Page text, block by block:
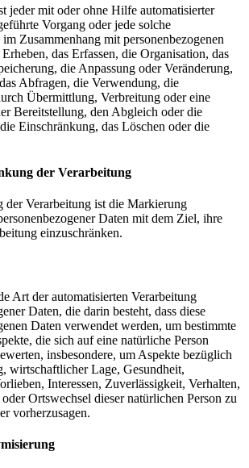
jeder mit oder ohne Hilfe automatisierter
Vorgang oder jede solche
Zusammenhang mit personenbezogenen
das Erfassen, die Organisation, das
die Anpassung oder Veränderung,
Abfragen, die Verwendung, die
Übermittlung, Verbreitung oder eine
Bereitstellung, den Abgleich oder die
Einschränkung, das Löschen oder die
der Verarbeitung
der Verarbeitung ist die Markierung
Daten mit dem Ziel, ihre
einzuschränken.
Art der automatisierten Verarbeitung
Daten, die darin besteht, dass diese
Daten verwendet werden, um bestimmte
die sich auf eine natürliche Person
insbesondere, um Aspekte bezüglich
wirtschaftlicher Lage, Gesundheit,
Interessen, Zuverlässigkeit, Verhalten,
Ortswechsel dieser natürlichen Person zu
vorherzusagen.